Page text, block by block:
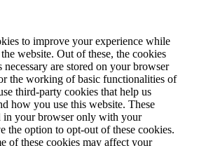
to improve your experience while
website. Out of these, the cookies
necessary are stored on your browser
the working of basic functionalities of
third-party cookies that help us
how you use this website. These
in your browser only with your
the option to opt-out of these cookies.
of these cookies may affect your